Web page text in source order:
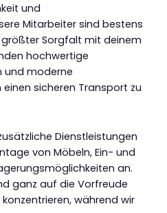
und
Mitarbeiter sind bestens
Sorgfalt mit deinem
hochwertige
und moderne
sicheren Transport zu
Dienstleistungen
von Möbeln, Ein- und
an.
ganz auf die Vorfreude
während wir